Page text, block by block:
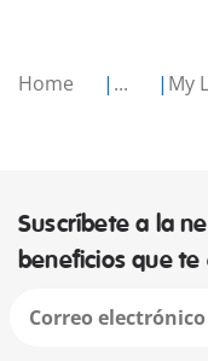
Home ... My
Suscríbete a la
beneficios que te